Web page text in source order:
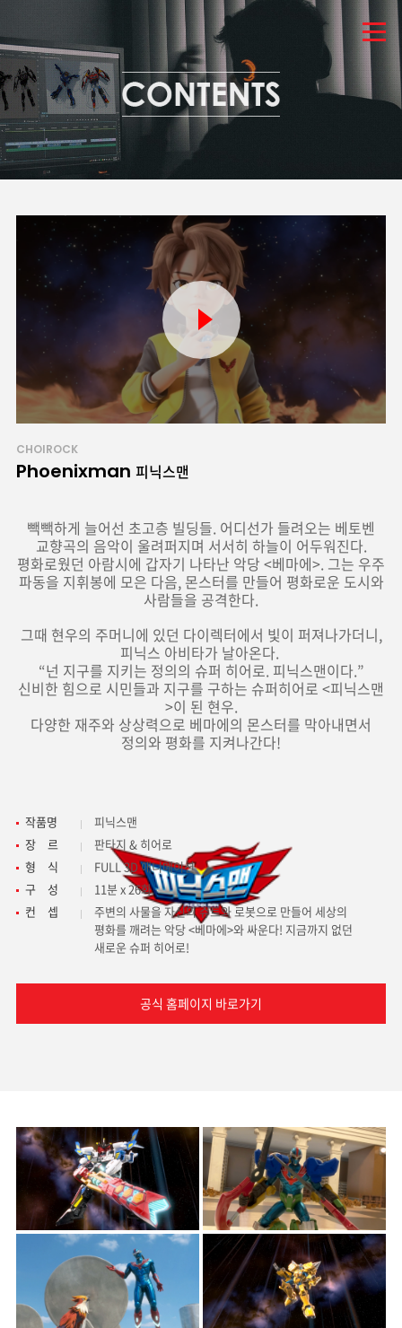
CHOIROCK
Phoenixman 피닉스맨
빽빽하게 늘어선 초고층 빌딩들. 어디선가 들려오는 베토벤
교향곡의 음악이 울려퍼지며 서서히 하늘이 어두워진다.
평화로웠던 아람시에 갑자기 나타난 악당 <베마에>. 그는 우주
파동을 지휘봉에 모은 다음, 몬스터를 만들어 평화로운 도시와
사람들을 공격한다.
그때 현우의 주머니에 있던 다이렉터에서 빛이 퍼져나가더니,
피닉스 아비타가 날아온다.
“넌 지구를 지키는 정의의 슈퍼 히어로. 피닉스맨이다.”
신비한 힘으로 시민들과 지구를 구하는 슈퍼히어로 <피닉스맨
>이 된 현우.
다양한 재주와 상상력으로 베마에의 몬스터를 막아내면서
정의와 평화를 지켜나간다!
작품명
피닉스맨
장
르
판타지 & 히어로
형
식
FULL 3D 애니메이션
구
성
11분 x 26화
컨
셉 주변의 사물을 자신의 슈트와 로봇으로 만들어 세상의
평화를 깨려는 악당 <베마에>와 싸운다! 지금까지 없던
새로운 슈퍼 히어로!
공식 홈페이지 바로가기